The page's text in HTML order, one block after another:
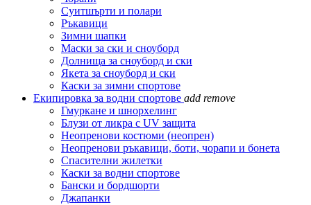
Суитшърти и полари
Ръкавици
Зимни шапки
Маски за ски и сноуборд
Долнища за сноуборд и ски
Якета за сноуборд и ски
Каски за зимни спортове
Екипировка за водни спортове add remove
Гмуркане и шнорхелинг
Блузи от ликра с UV защита
Неопренови костюми (неопрен)
Неопренови ръкавици, боти, чорапи и бонета
Спасителни жилетки
Каски за водни спортове
Бански и бордшорти
Джапанки